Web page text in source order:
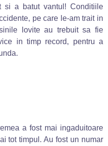
a batut vantul! Conditiile
pe care le-am trait in
lovite au trebuit sa fie
in timp record, pentru a
a fost mai ingaduitoare
tot timpul. Au fost un numar